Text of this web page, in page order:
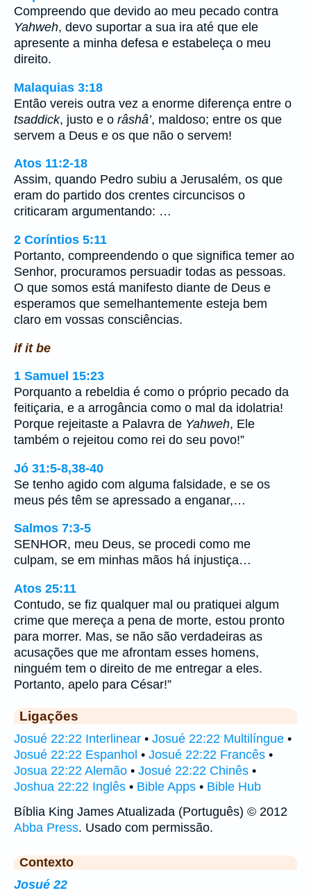
Compreendo que devido ao meu pecado contra
Yahweh, devo suportar a sua ira até que ele
apresente a minha defesa e estabeleça o meu
direito.
Malaquias 3:18
Então vereis outra vez a enorme diferença entre o
tsaddick, justo e o râshâ’, maldoso; entre os que
servem a Deus e os que não o servem!
Atos 11:2-18
Assim, quando Pedro subiu a Jerusalém, os que
eram do partido dos crentes circuncisos o
criticaram argumentando: …
2 Coríntios 5:11
Portanto, compreendendo o que significa temer ao
Senhor, procuramos persuadir todas as pessoas.
O que somos está manifesto diante de Deus e
esperamos que semelhantemente esteja bem
claro em vossas consciências.
if it be
1 Samuel 15:23
Porquanto a rebeldia é como o próprio pecado da
feitiçaria, e a arrogância como o mal da idolatria!
Porque rejeitaste a Palavra de Yahweh, Ele
também o rejeitou como rei do seu povo!”
Jó 31:5-8,38-40
Se tenho agido com alguma falsidade, e se os
meus pés têm se apressado a enganar,…
Salmos 7:3-5
SENHOR, meu Deus, se procedi como me
culpam, se em minhas mãos há injustiça…
Atos 25:11
Contudo, se fiz qualquer mal ou pratiquei algum
crime que mereça a pena de morte, estou pronto
para morrer. Mas, se não são verdadeiras as
acusações que me afrontam esses homens,
ninguém tem o direito de me entregar a eles.
Portanto, apelo para César!”
Ligações
Josué 22:22 Interlinear • Josué 22:22 Multilíngue •
Josué 22:22 Espanhol • Josué 22:22 Francês •
Josua 22:22 Alemão • Josué 22:22 Chinês •
Joshua 22:22 Inglês • Bible Apps • Bible Hub
Bíblia King James Atualizada (Português) © 2012
Abba Press. Usado com permissão.
Contexto
Josué 22